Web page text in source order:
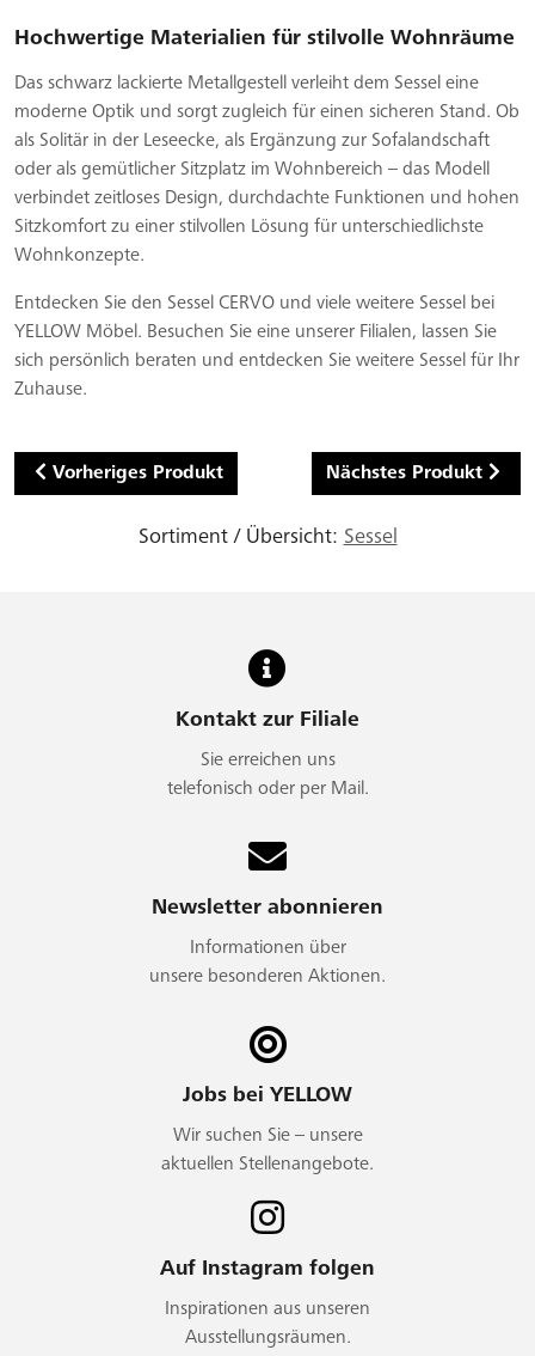
Hochwertige Materialien für stilvolle Wohnräume
Das schwarz lackierte Metallgestell verleiht dem Sessel eine
moderne Optik und sorgt zugleich für einen sicheren Stand. Ob
als Solitär in der Leseecke, als Ergänzung zur Sofalandschaft
oder als gemütlicher Sitzplatz im Wohnbereich – das Modell
verbindet zeitloses Design, durchdachte Funktionen und hohen
Sitzkomfort zu einer stilvollen Lösung für unterschiedlichste
Wohnkonzepte.
Entdecken Sie den Sessel CERVO und viele weitere Sessel bei
YELLOW Möbel. Besuchen Sie eine unserer Filialen, lassen Sie
sich persönlich beraten und entdecken Sie weitere Sessel für Ihr
Zuhause.
Vorheriges Produkt Nächstes Produkt
Sortiment / Übersicht: Sessel
Kontakt zur Filiale
Sie erreichen uns
telefonisch oder per Mail.
Newsletter abonnieren
Informationen über
unsere besonderen Aktionen.
Jobs bei YELLOW
Wir suchen Sie – unsere
aktuellen Stellenangebote.
Auf Instagram folgen
Inspirationen aus unseren
Ausstellungsräumen.